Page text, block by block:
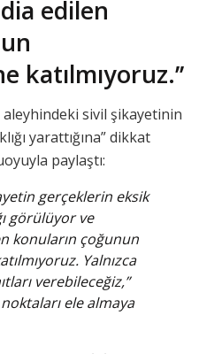
edilen
aleyhindeki sivil şikayetinin
yarattığına” dikkat
paylaştı:
gerçeklerin eksik
görülüyor ve
konuların çoğunun
Yalnızca
verebileceğiz,”
ele almaya